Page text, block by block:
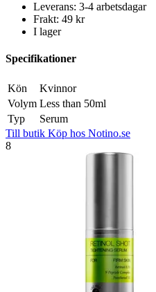
Leverans: 3-4 arbetsdagar
Frakt: 49 kr
I lager
Specifikationer
Kön
Kvinnor
Volym Less than 50ml
Typ
Serum
Till butik Köp hos Notino.se
8